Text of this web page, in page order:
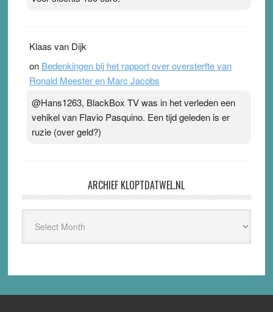
Klaas van Dijk
on Bedenkingen bij het rapport over oversterfte van
Ronald Meester en Marc Jacobs
@Hans1263, BlackBox TV was in het verleden een
vehikel van Flavio Pasquino. Een tijd geleden is er
ruzie (over geld?)
ARCHIEF KLOPTDATWEL.NL
Kloptdatwel.nl